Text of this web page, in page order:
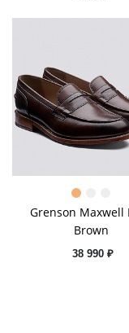
Grenson Maxwell
Brown
38 990 ₽